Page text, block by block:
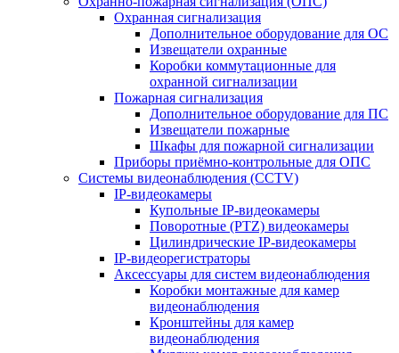
Охранная сигнализация
Дополнительное оборудование для ОС
Извещатели охранные
Коробки коммутационные для
охранной сигнализации
Пожарная сигнализация
Дополнительное оборудование для ПС
Извещатели пожарные
Шкафы для пожарной сигнализации
Приборы приёмно-контрольные для ОПС
Системы видеонаблюдения (CCTV)
IP-видеокамеры
Купольные IP-видеокамеры
Поворотные (PTZ) видеокамеры
Цилиндрические IP-видеокамеры
IP-видеорегистраторы
Аксессуары для систем видеонаблюдения
Коробки монтажные для камер
видеонаблюдения
Кронштейны для камер
видеонаблюдения